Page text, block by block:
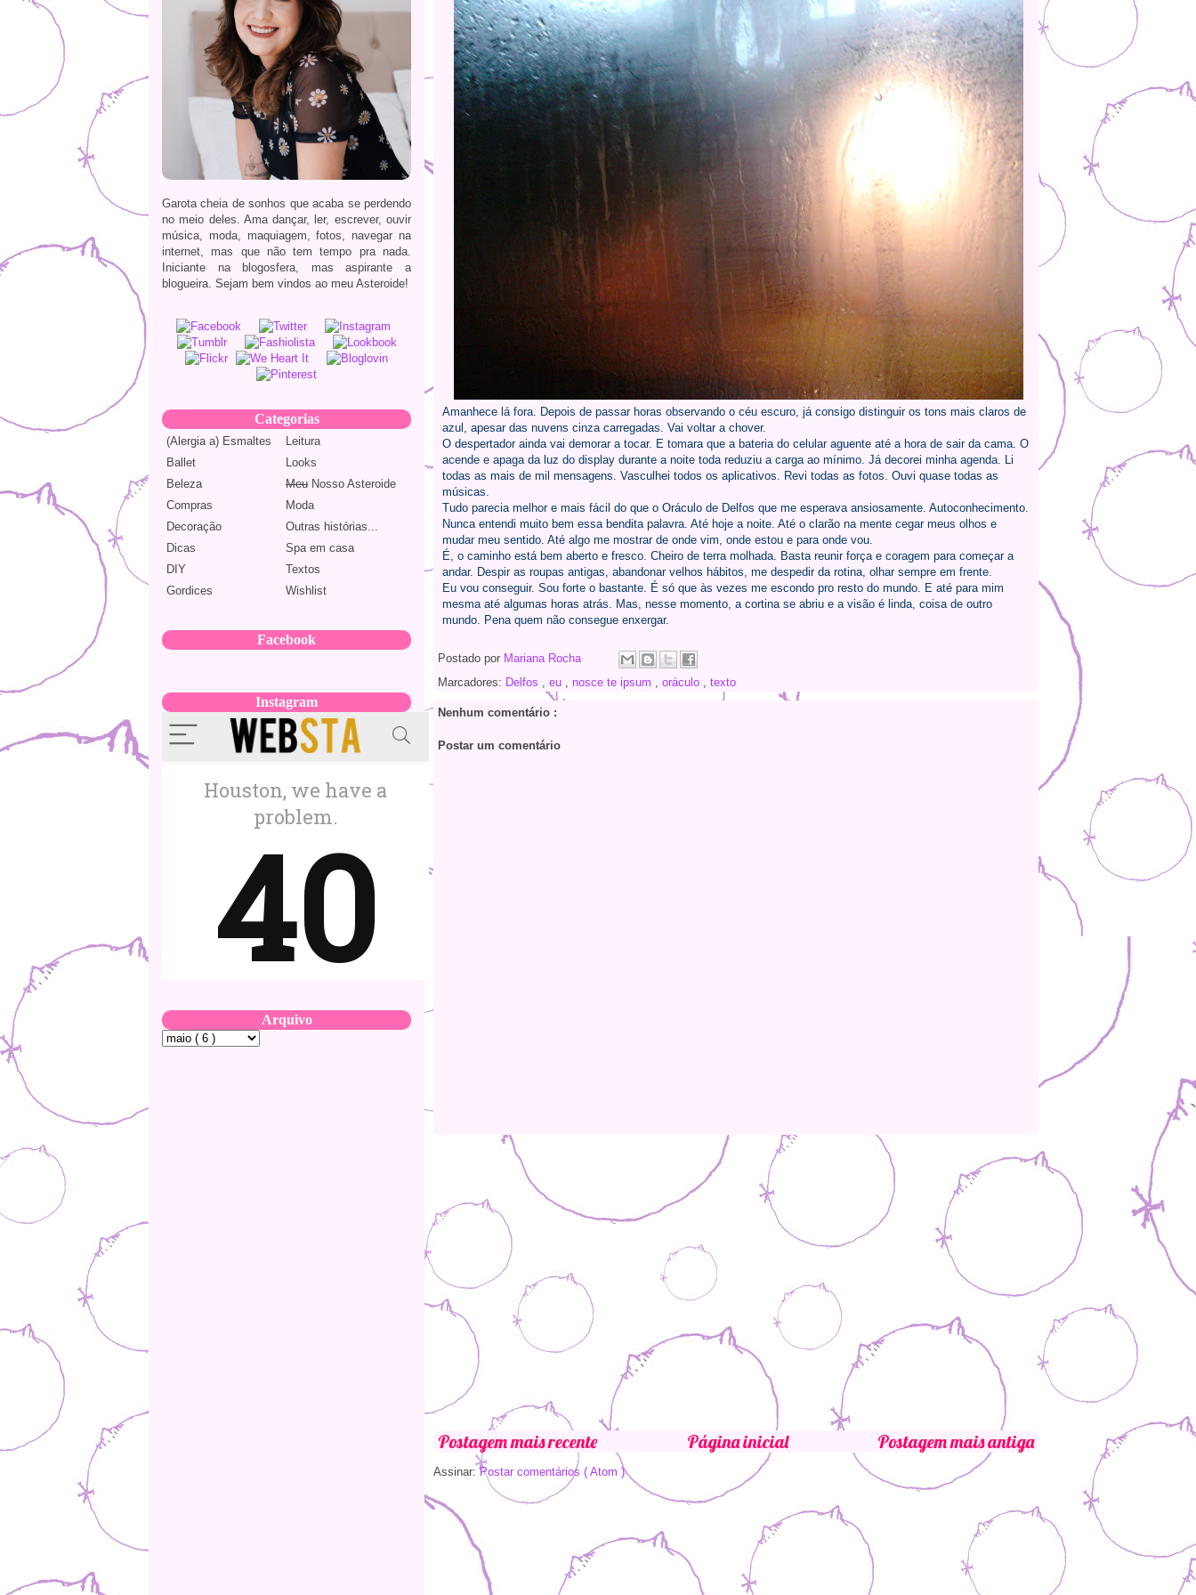
Amanhece lá fora. Depois de passar horas observando o céu escuro, já consigo distinguir os tons mais claros de
azul, apesar das nuvens cinza carregadas. Vai voltar a chover.
O despertador ainda vai demorar a tocar. E tomara que a bateria do celular aguente até a hora de sair da cama. O
acende e apaga da luz do display durante a noite toda reduziu a carga ao mínimo. Já decorei minha agenda. Li
todas as mais de mil mensagens. Vasculhei todos os aplicativos. Revi todas as fotos. Ouvi quase todas as
músicas.
Tudo parecia melhor e mais fácil do que o Oráculo de Delfos que me esperava ansiosamente. Autoconhecimento.
Nunca entendi muito bem essa bendita palavra. Até hoje a noite. Até o clarão na mente cegar meus olhos e
mudar meu sentido. Até algo me mostrar de onde vim, onde estou e para onde vou.
É, o caminho está bem aberto e fresco. Cheiro de terra molhada. Basta reunir força e coragem para começar a
andar. Despir as roupas antigas, abandonar velhos hábitos, me despedir da rotina, olhar sempre em frente.
Eu vou conseguir. Sou forte o bastante. É só que às vezes me escondo pro resto do mundo. E até para mim
mesma até algumas horas atrás. Mas, nesse momento, a cortina se abriu e a visão é linda, coisa de outro
mundo. Pena quem não consegue enxergar.
Postado por Mariana Rocha
Marcadores: Delfos eu nosce te ipsum oráculo texto
Nenhum comentário :
Postar um comentário
Postagem mais recente Postagem mais antiga
Página inicial
Assinar:Postar comentários ( Atom )
Garota cheia de sonhos que acaba se perdendo
no meio deles. Ama dançar, ler, escrever, ouvir
música, moda, maquiagem, fotos, navegar na
internet, mas que não tem tempo pra nada.
Iniciante na blogosfera, mas aspirante a
blogueira. Sejam bem vindos ao meu Asteroide!
Categorias
(Alergia a) Esmaltes
Leitura
Ballet
Looks
Beleza
Meu Nosso Asteroide
Compras
Moda
Decoração
Outras histórias...
Dicas
Spa em casa
DIY
Textos
Gordices
Wishlist
Facebook
Instagram
Arquivo